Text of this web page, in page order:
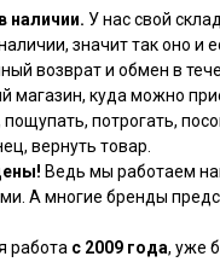
наличии. У нас свой
значит так оно и
возврат и обмен в
магазин, куда можно
потрогать,
вернуть товар.
Ведь мы работаем
А многие бренды
работа с 2009 года, уже